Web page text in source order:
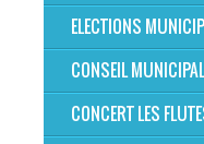
ELECTIONS
CONSEIL
CONCERT LES